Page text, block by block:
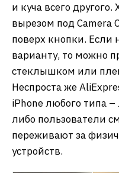
и куча всего
вырезом под Camera
поверх кнопки. Если
варианту, то можно
стеклышком или
Неспроста же
iPhone любого типа
либо пользователи
переживают за
устройств.